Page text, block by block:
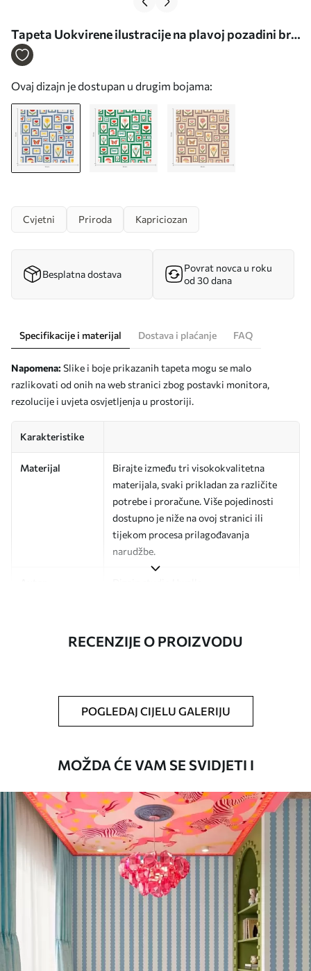
Tapeta Uokvirene ilustracije na plavoj pozadini br.
a01176
Ovaj dizajn je dostupan u drugim bojama:
Cvjetni Priroda Kapriciozan
Besplatna dostava
Povrat novca u roku
od 30 dana
Specifikacije i materijal Dostava i plaćanje FAQ
Napomena: Slike i boje prikazanih tapeta mogu se malo
razlikovati od onih na web stranici zbog postavki monitora,
rezolucije i uvjeta osvjetljenja u prostoriji.
Karakteristike
Materijal
Birajte između tri visokokvalitetna
materijala, svaki prikladan za različite
potrebe i proračune. Više pojedinosti
dostupno je niže na ovoj stranici ili
tijekom procesa prilagođavanja
narudžbe.
Završna obrada Polu-mat.
širine do 50 cm.
za tapete.
spužvom. Lakirane tapete mogu se čistiti
vodom.
Metoda primjene Besprijekorna primjena
Dostupni materijali
Standard
27 € /m²
RECENZIJE O PROIZVODU
POGLEDAJ CIJELU GALERIJU
MOŽDA ĆE VAM SE SVIDJETI I